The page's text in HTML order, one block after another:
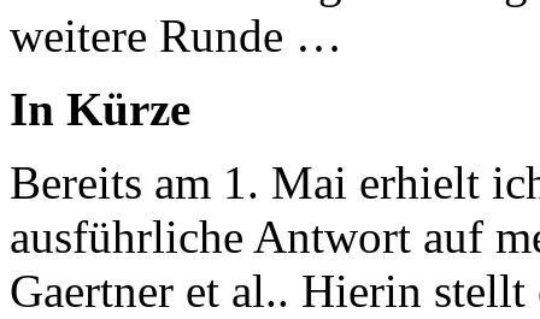
weitere Runde …
In Kürze
Bereits am 1. Mai erhielt
ausführliche Antwort auf
Gaertner et al.. Hierin stellt